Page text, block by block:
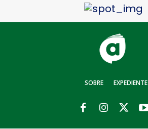
SOBRE EXPEDIENTE